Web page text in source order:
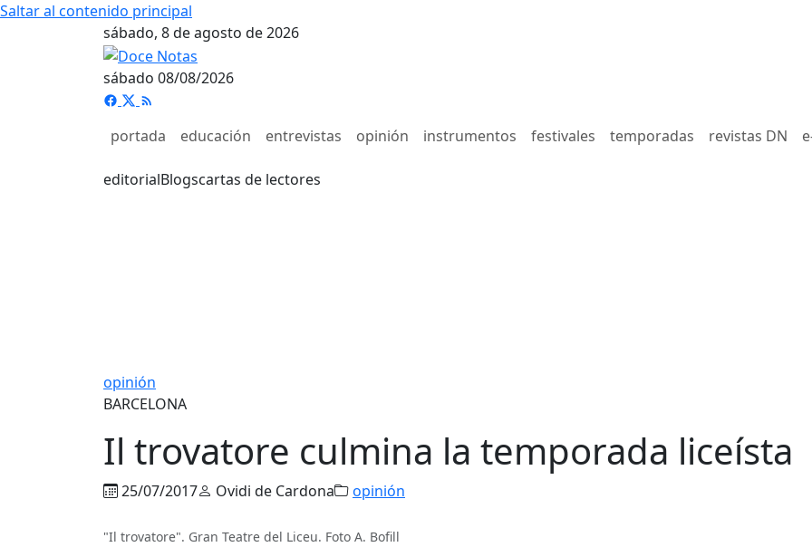
Saltar al contenido principal
sábado, 8 de agosto de 2026
sábado 08/08/2026
portada educación entrevistas opinión instrumentos festivales temporadas revistas DN
editorialBlogscartas de lectores
opinión
BARCELONA
Il trovatore culmina la temporada liceísta
25/07/2017 Ovidi de Cardona opinión
"Il trovatore". Gran Teatre del Liceu. Foto A. Bofill